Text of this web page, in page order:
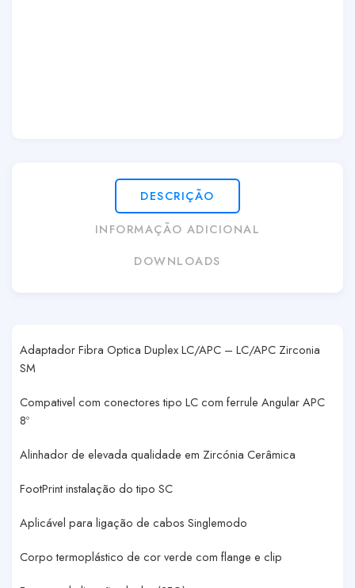
DESCRIÇÃO
INFORMAÇÃO ADICIONAL
DOWNLOADS
Adaptador Fibra Optica Duplex LC/APC – LC/APC Zirconia
SM
Compativel com conectores tipo LC com ferrule Angular APC
8º
Alinhador de elevada qualidade em Zircónia Cerâmica
FootPrint instalação do tipo SC
Aplicável para ligação de cabos Singlemodo
Corpo termoplástico de cor verde com flange e clip